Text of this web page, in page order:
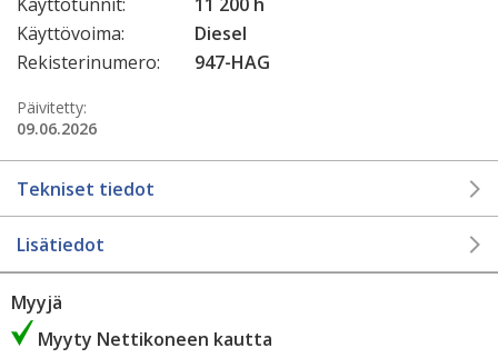
Käyttövoima:
Diesel
Rekisterinumero:
947-HAG
Päivitetty:
09.06.2026
Tekniset tiedot
Lisätiedot
Myyjä
Myyty Nettikoneen kautta